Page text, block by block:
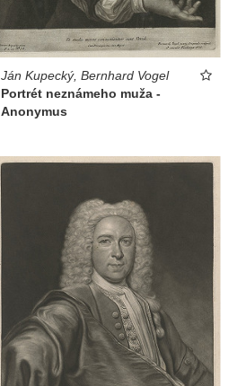
Ján Kupecký, Bernhard Vogel
Portrét neznámeho muža -
Anonymus